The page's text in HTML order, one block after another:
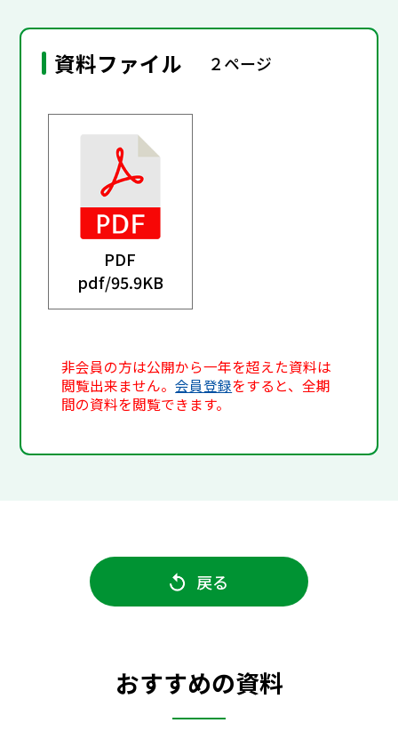
資料ファイル ２ページ
PDF
pdf/95.9KB
非会員の方は公開から一年を超えた資料は
閲覧出来ません。会員登録をすると、全期
間の資料を閲覧できます。
戻る
おすすめの資料